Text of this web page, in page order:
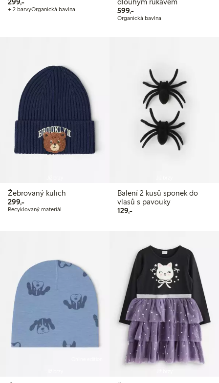
299,-
+ 2 barvyOrganická bavlna
dlouhým rukávem
599,-599,00 Kč
Organická bavlna
Žebrovaný kulich
299,-299,00 Kč
Recyklovaný materiál
Balení 2 kusů sponek do
vlasů s pavouky
129,-129,00 Kč